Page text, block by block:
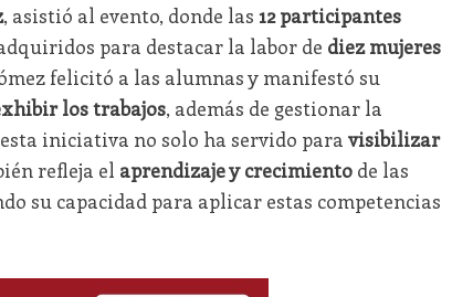
, asistió al evento, donde las 12 participantes
para destacar la labor de diez mujeres
felicitó a las alumnas y manifestó su
los trabajos, además de gestionar la
iniciativa no solo ha servido para visibilizar
refleja el aprendizaje y crecimientode las
su capacidad para aplicar estas competencias